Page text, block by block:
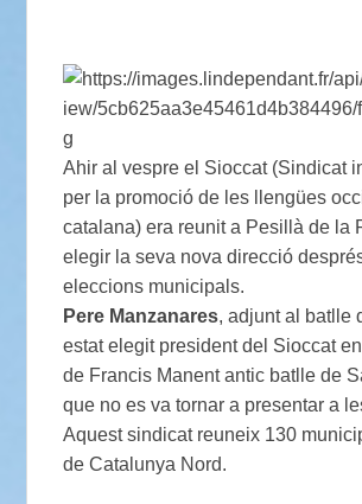
Ahir al vespre el Sioccat (Sindicat
per la promoció de les llengües
catalana) era reunit a Pesillà de la
elegir la seva nova direcció
eleccions municipals.
Pere Manzanares, adjunt al batlle
estat elegit president del Sioccat
de Francis Manent antic batlle de
que no es va tornar a presentar a
Aquest sindicat reuneix 130
de Catalunya Nord.